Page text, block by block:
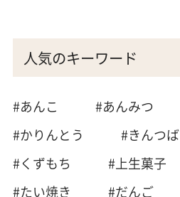
人気のキーワード
#あんこ #あんみつ
#かりんとう
#きんつば
#くずもち
#上生菓子
#たい焼き
#だんご